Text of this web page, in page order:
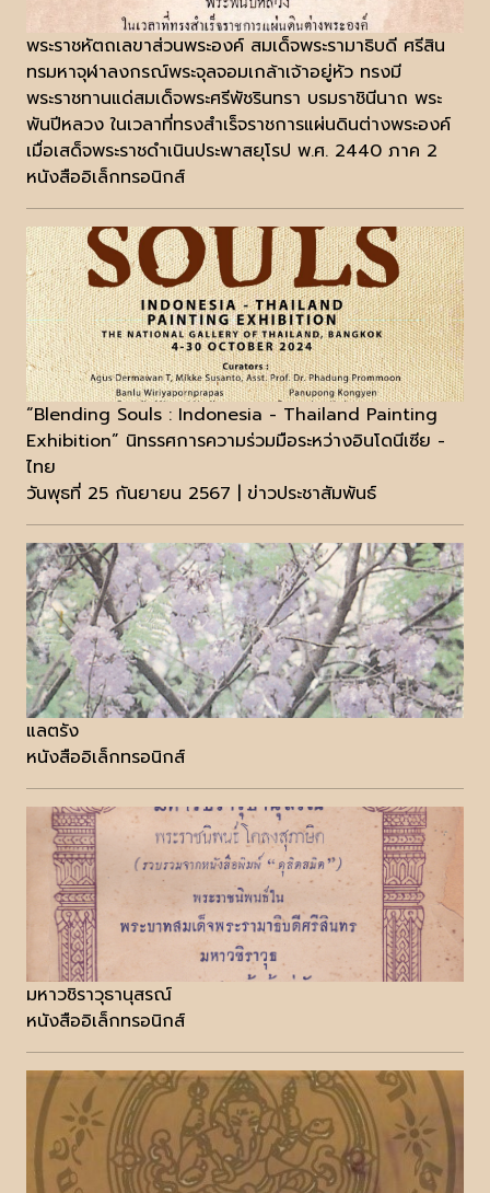
พระราชหัตถเลขาส่วนพระองค์ สมเด็จพระรามาธิบดี ศรีสิน
ทรมหาจุฬาลงกรณ์พระจุลจอมเกล้าเจ้าอยู่หัว ทรงมี
พระราชทานแด่สมเด็จพระศรีพัชรินทรา บรมราชินีนาถ พระ
พันปีหลวง ในเวลาที่ทรงสำเร็จราชการแผ่นดินต่างพระองค์
เมื่อเสด็จพระราชดำเนินประพาสยุโรป พ.ศ. 2440 ภาค 2
หนังสืออิเล็กทรอนิกส์
“Blending Souls : Indonesia - Thailand Painting
Exhibition” นิทรรศการความร่วมมือระหว่างอินโดนีเซีย -
ไทย
วันพุธที่ 25 กันยายน 2567 | ข่าวประชาสัมพันธ์
แลตรัง
หนังสืออิเล็กทรอนิกส์
มหาวชิราวุธานุสรณ์
หนังสืออิเล็กทรอนิกส์